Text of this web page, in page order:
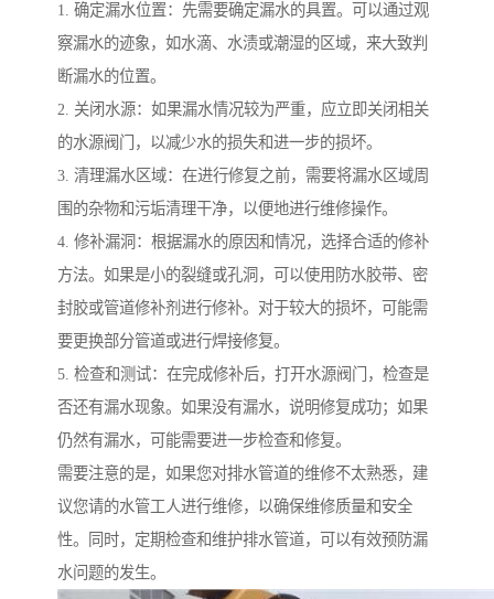
1. 确定漏水位置：先需要确定漏水的具置。可以通过观
察漏水的迹象，如水滴、水渍或潮湿的区域，来大致判
断漏水的位置。
2. 关闭水源：如果漏水情况较为严重，应立即关闭相关
的水源阀门，以减少水的损失和进一步的损坏。
3. 清理漏水区域：在进行修复之前，需要将漏水区域周
围的杂物和污垢清理干净，以便地进行维修操作。
4. 修补漏洞：根据漏水的原因和情况，选择合适的修补
方法。如果是小的裂缝或孔洞，可以使用防水胶带、密
封胶或管道修补剂进行修补。对于较大的损坏，可能需
要更换部分管道或进行焊接修复。
5. 检查和测试：在完成修补后，打开水源阀门，检查是
否还有漏水现象。如果没有漏水，说明修复成功；如果
仍然有漏水，可能需要进一步检查和修复。
需要注意的是，如果您对排水管道的维修不太熟悉，建
议您请的水管工人进行维修，以确保维修质量和安全
性。同时，定期检查和维护排水管道，可以有效预防漏
水问题的发生。